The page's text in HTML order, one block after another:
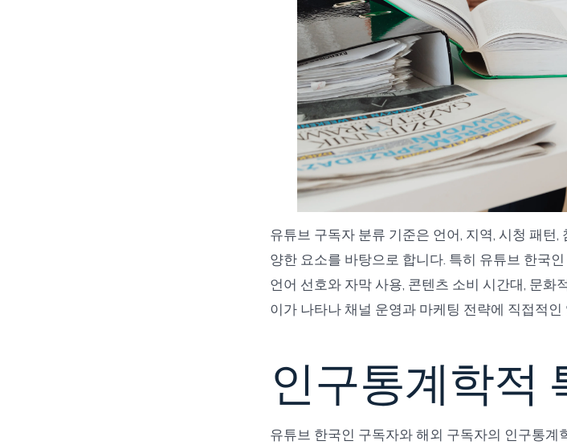
유튜브 구독자 분류 기준은 언어, 지역, 시청 패턴,
양한 요소를 바탕으로 합니다. 특히 유튜브 한국
언어 선호와 자막 사용, 콘텐츠 소비 시간대, 문화
이가 나타나 채널 운영과 마케팅 전략에 직접적인
인구통계학적
유튜브 한국인 구독자와 해외 구독자의 인구통계